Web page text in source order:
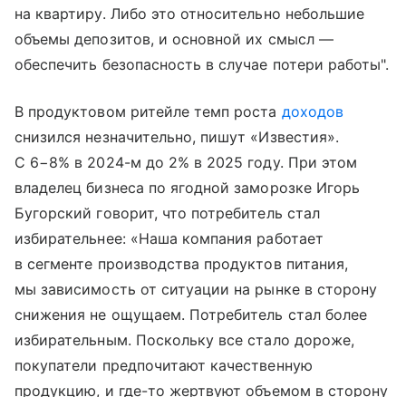
на квартиру. Либо это относительно небольшие
объемы депозитов, и основной их смысл —
обеспечить безопасность в случае потери работы".
В продуктовом ритейле темп роста доходов
снизился незначительно, пишут «Известия».
С 6−8% в 2024-м до 2% в 2025 году. При этом
владелец бизнеса по ягодной заморозке Игорь
Бугорский говорит, что потребитель стал
избирательнее: «Наша компания работает
в сегменте производства продуктов питания,
мы зависимость от ситуации на рынке в сторону
снижения не ощущаем. Потребитель стал более
избирательным. Поскольку все стало дороже,
покупатели предпочитают качественную
продукцию, и где-то жертвуют объемом в сторону